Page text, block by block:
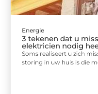
Energie
3 tekenen dat u
elektricien nodig
Soms realiseert u zich
storing in uw huis is die